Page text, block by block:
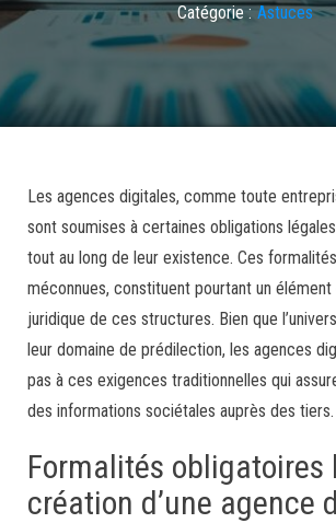
Catégorie : Astuces
Les agences digitales, comme toute
sont soumises à certaines obligations
tout au long de leur existence. Ces
méconnues, constituent pourtant un
juridique de ces structures. Bien que
leur domaine de prédilection, les agences
pas à ces exigences traditionnelles qui
des informations sociétales auprès des tiers.
Formalités obligatoires
création d’une agence